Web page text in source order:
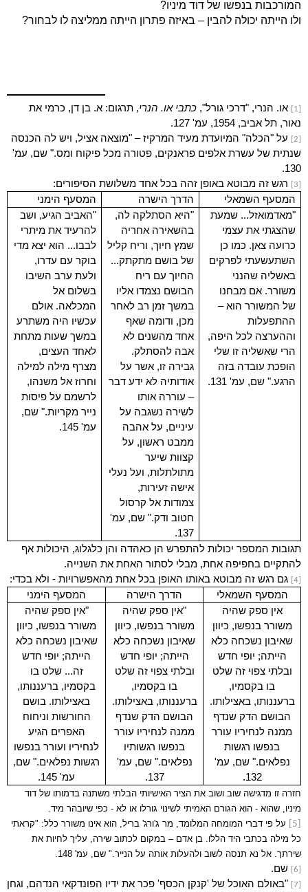
המורכבות בנפשו של דוד מיניו?
ולו הייתה יכולה להבין – באיזה פתרון הייתה ממליצה לו לבחור?
או. הנרי, "דרכי גורל", כתבי או. הנרי, תרגום: א. בן דן, כרמי את
נאור, תל אביב, 1954, עמ' 127.
על "הכלה" המיועדת מעיד המרקיז – "מוצאה אציל, ויש לה הכנסה
שנתית של עשרת אלפים פראנקים, פטורה מכל פיקוח ומס." שם, עמ'
130.
רגש זה מבוטא באופן זהה בכל אחד משלושת הסיפורים:
המסעף השמאלי
הדרך הישרה
המסעף הימני
"מאדמואזל... שמעת
שהצגתי את עצמי
כרועה צאן. כמו כן
השתעשעתי לפרקים
באשליה שהנני
משורר. אם מבחנו
של המשורר הוא –
ההתפעלות
וההערצה לכל היפה,
הרי שאשליה זו שלי
הופכת עובדה בזה
הרגע." שם, עמ' 131.
"היא הסתלקה לה,
בהשאירה אחריה
שמץ חיוך, וריח קליל
של בושם מתקתק...
החיוך עם ריח
הבושם נצמדו אליו
במשך זמן רב לאחר
מכן, ודומה שאף
אחד מהשנים לא
אבה להסתלק.
גבירה זו, אשר על
אודותיה לא ידע דבר
– עוררה אותו
לשירה נשגבה על
עיניים, על אהבה
ממבט ראשון, על
קצוות שיער
מתולתלות, ועל נעלי
אישה זעירות,
צמודות אל קרסול
חטוב ודק." שם, עמ'
137.
"האביב הגיע, ושב
להרעיד את מיתרי
לבבו... הוא יצא מדי
בוקר עם עדרו,
ולעת ערב השיבו
בשלום אל
המכלאה. אולם
עכשיו היה משתרע
במשך שעות מתחת
לאחד העצים,
מצרף מילה למילה
וחרוז אל משנהו,
לרשמם על פיסות
נייר מקריות." שם,
עמ' 145.
תגובות המספר יכולות להתפרש הן כאהדה והן כלגלוג, היכולות אף
להתקיים בחפיפה אחת, מבלי לסתור האחת את השנייה.
גם רגש זה מבוטא באותו האופן בכל אחת מהאפשרויות - ולא בכדי:
המסעף השמאלי
הדרך הישרה
המסעף הימני
אין ספק שהיה
משורר בנפשו, כיוון
שאיבון נשכחה כלא
הייתה; יופי חדש
ובלתי צפוי זה שלט
בו בקסמיו,
ברעננותו, באצילותו.
הבושם הדק שנדף
ממנה לנחיריו עורר
בנפשו רגשות
נפלאים." שם, עמ'
132.
"אין ספק שהיה
משורר בנפשו, כיוון
שאיבון נשכחה כלא
הייתה; יופי חדש
ובלתי צפוי זה שלט
בו בקסמיו,
ברעננותו, באצילותו.
הבושם הדק שנדף
ממנה לנחיריו עורר
בנפשו רגשותיו
נפלאים." שם, עמ'
137.
"אין ספק שהיה
משורר בנפשו, כיוון
שאיבון נשכחה כלא
הייתה; יופי חדש
זה... שלט בו
בקסמיו, ברעננותו,
באצילותו. בושם
החורשות וניחוח
האפרים הגיע
לנחיריו ועורר בנפשו
רגשות נפלאים." שם,
עמ' 145.
חזרה זו מדגישה שוב ושוב את הציר האישיותי הבלתי משתנה בדמותו של דוד
מיניו, שהוא - הוא הגורם האמיתי לשינוי גורלו או לא - כפי שיובהר מיד.
על פי דברי המומחה המלומד, מר ג'ורג' בריל, הוא אינו משורר כלל: "קראתי
כל מילה בכתבי היד הללו. בן אדם – במקום לכתוב שירה, עליך לחיות את
שירתך. אל נא תנסה לשוב ולהעלות אותה על הנייר." שם, עמ' 148.
שם.
"באולם האוכל של 'קנקן הכסף' פכר את ידיו הפונדקאי הנדהם, וגחן